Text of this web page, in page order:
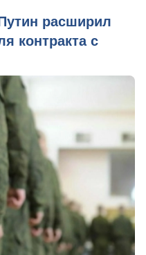
расширил
контракта с